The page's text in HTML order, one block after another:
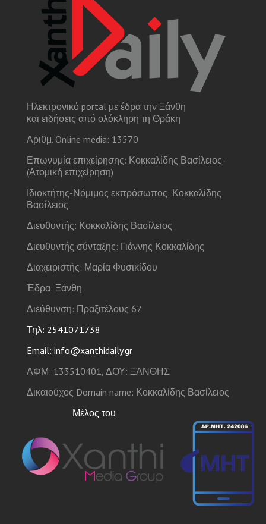
Ηλεκτρονικό portal με έδρα την Ξάνθη
και ειδήσεις από ολόκληρη τη Θράκη
Αριθμ. Online media: 13570
Επωνυμία επιχείρησης: Κοκκαλίδης Βασίλειος-
(Ατομική επιχείρηση)
Ιδιοκτήτης-Νόμιμος εκπρόσωπος: Κοκκαλίδης
Βασίλειος
Διευθυντής: Κοκκαλίδης Βασίλειος
Διευθυντής σύνταξης: Γιάννης Κοκκαλίδης
Διαχειριστής: Μαρία Φυσικίδου
Έδρα: Ξάνθη
Διεύθυνση: Πραξιτέλους 67
Τηλ: 2541071738
Email: info@xanthidaily.gr
ΑΦΜ: 133510401, ΔΟΥ: ΞΆΝΘΗΣ
Δικαιούχος Domain name: Κοκκαλίδης Βασίλειος
Μέλος του